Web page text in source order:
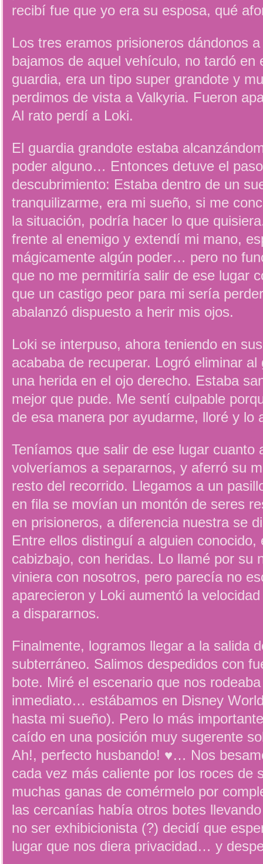
recibí fue que yo era su esposa, qué
Los tres eramos prisioneros dándonos
bajamos de aquel vehículo, no tardó en
guardia, era un tipo super grandote y
perdimos de vista a Valkyria. Fueron
Al rato perdí a Loki.
El guardia grandote estaba
poder alguno… Entonces detuve el
descubrimiento: Estaba dentro de un
tranquilizarme, era mi sueño, si me
la situación, podría hacer lo que
frente al enemigo y extendí mi mano,
mágicamente algún poder… pero no
que no me permitiría salir de ese lugar
que un castigo peor para mi sería
abalanzó dispuesto a herir mis ojos.
Loki se interpuso, ahora teniendo en
acababa de recuperar. Logró eliminar
una herida en el ojo derecho. Estaba
mejor que pude. Me sentí culpable
de esa manera por ayudarme, lloré y lo
Teníamos que salir de ese lugar cuanto
volveríamos a separarnos, y aferró su
resto del recorrido. Llegamos a un
en fila se movían un montón de seres
en prisioneros, a diferencia nuestra se
Entre ellos distinguí a alguien
cabizbajo, con heridas. Lo llamé por su
viniera con nosotros, pero parecía no
aparecieron y Loki aumentó la
a dispararnos.
Finalmente, logramos llegar a la salida
subterráneo. Salimos despedidos con
bote. Miré el escenario que nos
inmediato… estábamos en Disney
hasta mi sueño). Pero lo más
caído en una posición muy sugerente
Ah!, perfecto husbando! ♥… Nos
cada vez más caliente por los roces de
muchas ganas de comérmelo por
las cercanías había otros botes
no ser exhibicionista (?) decidí que
lugar que nos diera privacidad… y